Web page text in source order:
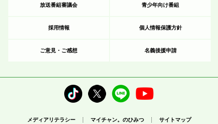
放送番組審議会 青少年向け番組
採用情報 個人情報保護方針
ご意見・ご感想 名義後援申請
メディアリテラシー マイチャン。のひみつ サイトマップ